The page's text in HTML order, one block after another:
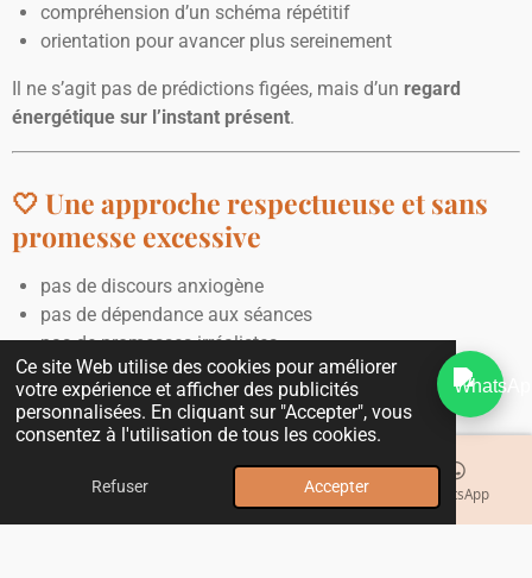
Ce site Web utilise des cookies pour améliorer
votre expérience et afficher des publicités
personnalisées. En cliquant sur "Accepter", vous
consentez à l'utilisation de tous les cookies.
Refuser Accepter
compréhension d’un schéma répétitif
orientation pour avancer plus sereinement
Il ne s’agit pas de prédictions figées, mais d’un regard
énergétique sur l’instant présent.
🤍 Une approche respectueuse et sans
promesse excessive
pas de discours anxiogène
pas de dépendance aux séances
pas de promesses irréalistes
L’objectif est simple :
👉 t’aider àretrouver ton propre équilibre.
💫Déroulement d’une séance à distance
E-mail Instagram WhatsApp